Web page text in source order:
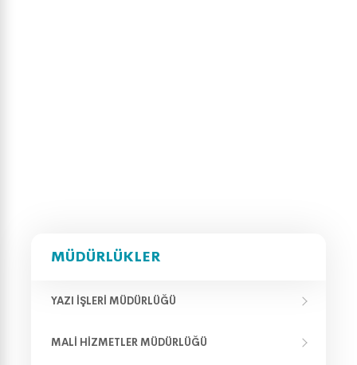
MÜDÜRLÜKLER
YAZI İŞLERI MÜDÜRLÜĞÜ
MALI HIZMETLER MÜDÜRLÜĞÜ